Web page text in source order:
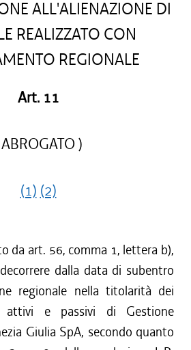
ALL'ALIENAZIONE DI
REALIZZATO CON
REGIONALE
Art. 11
)
(1) (2)
da art. 56, comma 1, lettera b),
dalla data di subentro
regionale nella titolarità dei
attivi e passivi di Gestione
Giulia SpA, secondo quanto